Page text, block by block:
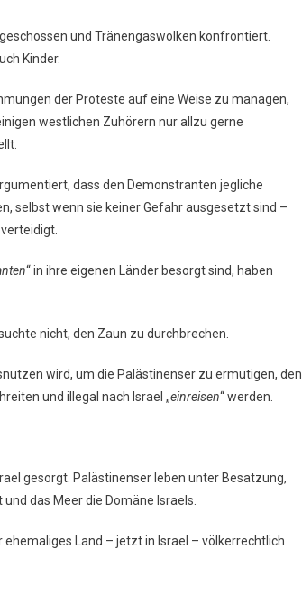
und Tränengaswolken konfrontiert.
Kinder.
der Proteste auf eine Weise zu managen,
westlichen Zuhörern nur allzu gerne
dass den Demonstranten jegliche
selbst wenn sie keiner Gefahr ausgesetzt sind –
“ in ihre eigenen Länder besorgt sind, haben
nicht, den Zaun zu durchbrechen.
wird, um die Palästinenser zu ermutigen, den
und illegal nach Israel „einreisen“ werden.
gesorgt. Palästinenser leben unter Besatzung,
das Meer die Domäne Israels.
Land – jetzt in Israel – völkerrechtlich